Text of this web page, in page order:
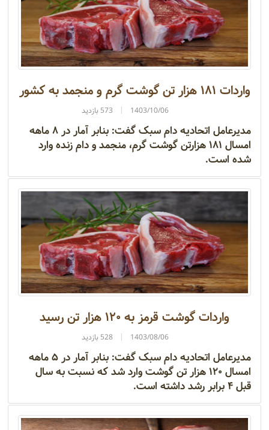
واردات ۱۸۱ هزار تن گوشت گرم و منجمد به کشور
1403/10/06 573 بازدید
مدیرعامل اتحادیه دام سبک گفت: بنابر آمار در ۸ ماهه
امسال ۱۸۱ هزارتن گوشت گرم، منجمد و دام زنده وارد
شده است.
واردات گوشت قرمز به ۱۲۰ هزار تن رسید
1403/08/06 528 بازدید
مدیرعامل اتحادیه دام سبک گفت: بنابر آمار در ۵ ماهه
امسال ۱۲۰ هزار تن گوشت وارد شد که نسبت به سال
قبل ۴ برابر رشد داشته است.